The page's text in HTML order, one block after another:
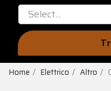
Select...
Home Elettrico Altro